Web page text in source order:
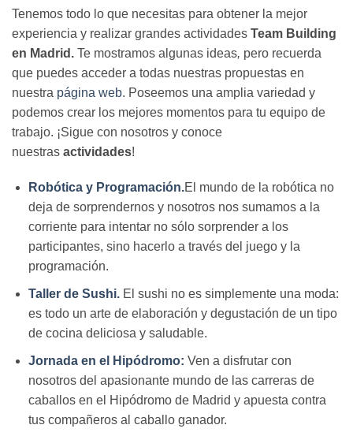
Tenemos todo lo que necesitas para obtener la mejor
experiencia y realizar grandes actividades Team Building
en Madrid. Te mostramos algunas ideas, pero recuerda
que puedes acceder a todas nuestras propuestas en
nuestra página web. Poseemos una amplia variedad y
podemos crear los mejores momentos para tu equipo de
trabajo. ¡Sigue con nosotros y conoce
nuestras actividades!
Robótica y Programación.El mundo de la robótica no
deja de sorprendernos y nosotros nos sumamos a la
corriente para intentar no sólo sorprender a los
participantes, sino hacerlo a través del juego y la
programación.
Taller de Sushi. El sushi no es simplemente una moda:
es todo un arte de elaboración y degustación de un tipo
de cocina deliciosa y saludable.
Jornada en el Hipódromo: Ven a disfrutar con
nosotros del apasionante mundo de las carreras de
caballos en el Hipódromo de Madrid y apuesta contra
tus compañeros al caballo ganador.